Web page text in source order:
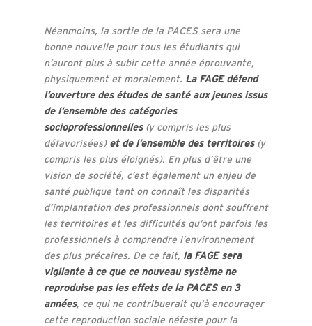
Néanmoins, la sortie de la PACES sera une
bonne nouvelle pour tous les étudiants qui
n’auront plus à subir cette année éprouvante,
physiquement et moralement. La FAGE défend
l’ouverture des études de santé aux jeunes issus
de l’ensemble des catégories
socioprofessionnelles(y compris les plus
défavorisées) et de l’ensemble des territoires(y
compris les plus éloignés). En plus d’être une
vision de société, c’est également un enjeu de
santé publique tant on connaît les disparités
d’implantation des professionnels dont souffrent
les territoires et les difficultés qu’ont parfois les
professionnels à comprendre l’environnement
des plus précaires. De ce fait, la FAGE sera
vigilante à ce que ce nouveau système ne
reproduise pas les effets de la PACES en 3
années, ce qui ne contribuerait qu’à encourager
cette reproduction sociale néfaste pour la